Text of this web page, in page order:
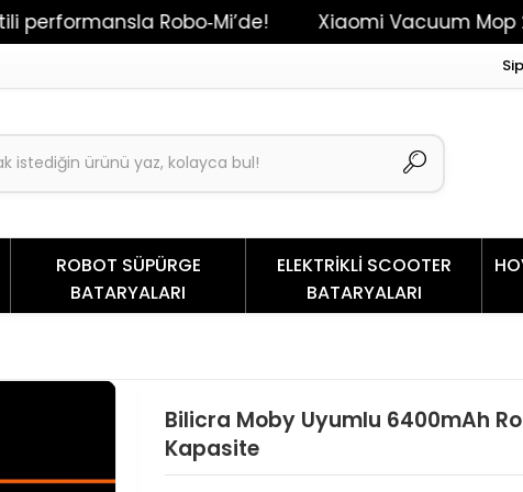
Robo‑Mi’de! Xiaomi Vacuum Mop 2 /
ROBOT SÜPÜRGE
BATARYALARI
ELEKTRİKLİ SCOOTER
BATARYALARI
Bilicra Moby Uyumlu 6400mAh
Kapasite